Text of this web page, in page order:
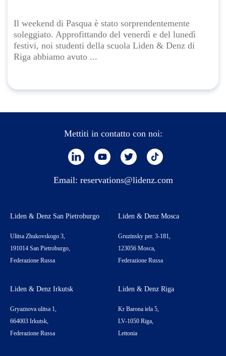
Il weekend di Pasqua è stato sorprendentemente
soleggiato. Approfittando del venerdì e del lunedì
festivi, noi studenti della scuola Liden & Denz di
Riga abbiamo avuto ...
Mettiti in contatto con noi:
Email: reservations@lidenz.com
Liden & Denz San Pietroburgo
Ulitsa Zhukovskogo 3,
191014 San Pietroburgo,
Federazione Russa
Liden & Denz Mosca
Gruzinsky per. 3-181,
123056 Mosca,
Federazione Russa
Liden & Denz Irkutsk
Gryaznova ulitsa 1,
664003 Irkutsk,
Federazione Russa
Liden & Denz Riga
Kr Barona iela 5,
LV-1050 Riga,
Lettonia